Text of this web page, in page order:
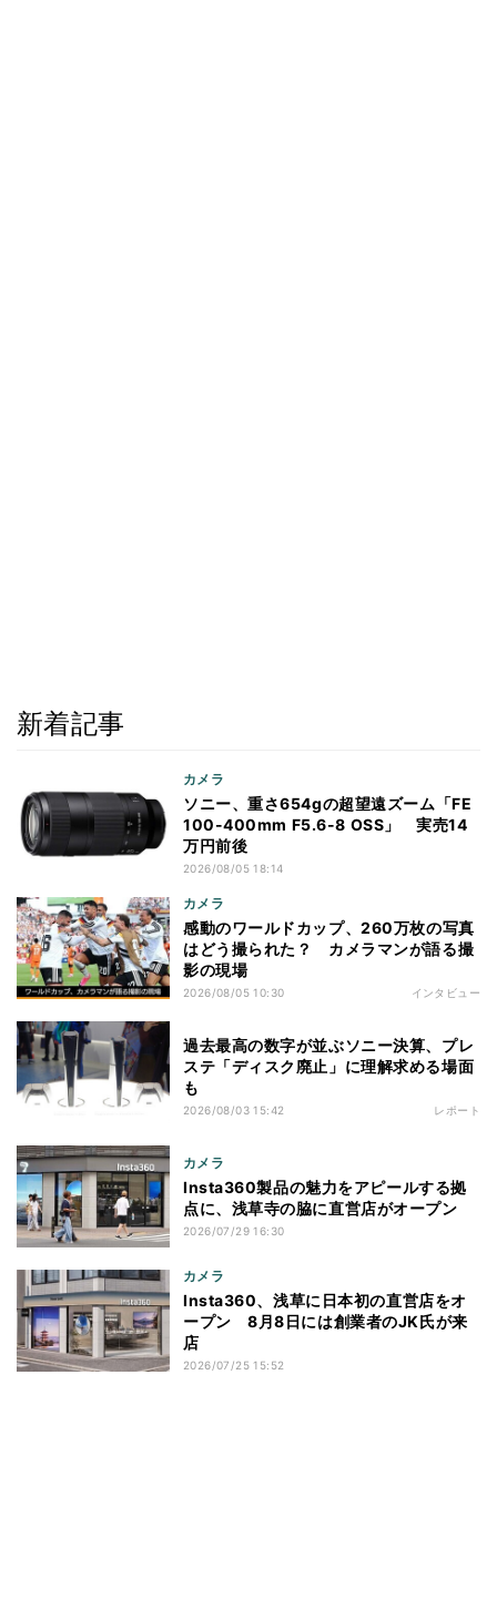
新着記事
カメラ
ソニー、重さ654gの超望遠ズーム「FE
100-400mm F5.6-8 OSS」 実売14
万円前後
2026/08/05 18:14
カメラ
感動のワールドカップ、260万枚の写真
はどう撮られた？ カメラマンが語る撮
影の現場
2026/08/05 10:30 インタビュー
過去最高の数字が並ぶソニー決算、プレ
ステ「ディスク廃止」に理解求める場面
も
2026/08/03 15:42 レポート
カメラ
Insta360製品の魅力をアピールする拠
点に、浅草寺の脇に直営店がオープン
2026/07/29 16:30
カメラ
Insta360、浅草に日本初の直営店をオ
ープン 8月8日には創業者のJK氏が来
店
2026/07/25 15:52